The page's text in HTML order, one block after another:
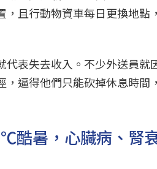
，且行動物資車每日更換地點
表失去收入。不少外送員就
逼得他們只能砍掉休息時間
酷暑，心臟病、腎